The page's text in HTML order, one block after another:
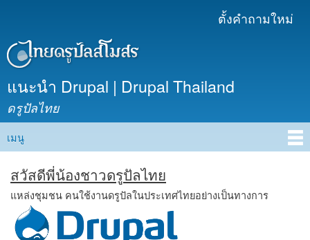
เนื้อหา
ตั้งคำถามใหม่
แนะนำ Drupal | Drupal Thailand
ดรูปัลไทย
Main menu
เมนู
สวัสดีพี่น้องชาวดรูปัลไทย
แหล่งชุมชน คนใช้งานดรูปัลในประเทศไทยอย่างเป็นทางการ